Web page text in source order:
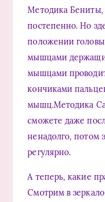
Методика Бениты,
постепенно. Но
положении
мышцами
мышцами
кончиками
мышц.Методика
сможете даже
ненадолго, потом
регулярно.
А теперь, какие
Смотрим в